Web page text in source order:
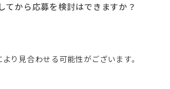
てから応募を検討はできますか？
り見合わせる可能性がございます。